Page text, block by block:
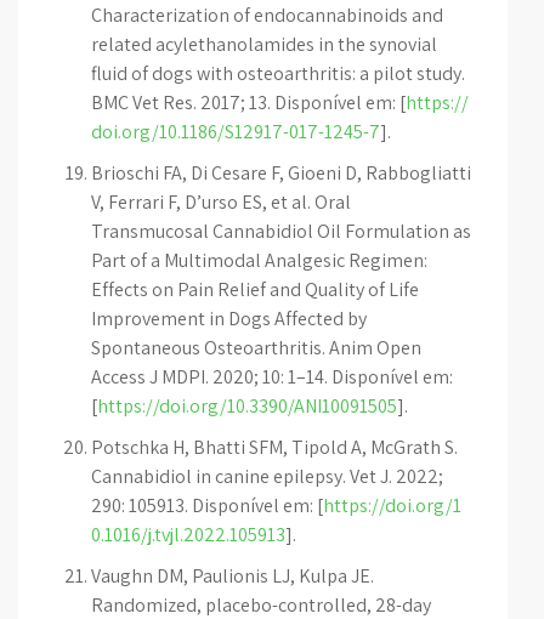
Characterization of endocannabinoids and
related acylethanolamides in the synovial
fluid of dogs with osteoarthritis: a pilot study.
BMC Vet Res. 2017; 13. Disponível em: [https://
doi.org/10.1186/S12917-017-1245-7].
Brioschi FA, Di Cesare F, Gioeni D, Rabbogliatti
V, Ferrari F, D’urso ES, et al. Oral
Transmucosal Cannabidiol Oil Formulation as
Part of a Multimodal Analgesic Regimen:
Effects on Pain Relief and Quality of Life
Improvement in Dogs Affected by
Spontaneous Osteoarthritis. Anim Open
Access J MDPI. 2020; 10: 1–14. Disponível em:
[https://doi.org/10.3390/ANI10091505].
Potschka H, Bhatti SFM, Tipold A, McGrath S.
Cannabidiol in canine epilepsy. Vet J. 2022;
290: 105913. Disponível em: [https://doi.org/1
0.1016/j.tvjl.2022.105913].
Vaughn DM, Paulionis LJ, Kulpa JE.
Randomized, placebo-controlled, 28-day